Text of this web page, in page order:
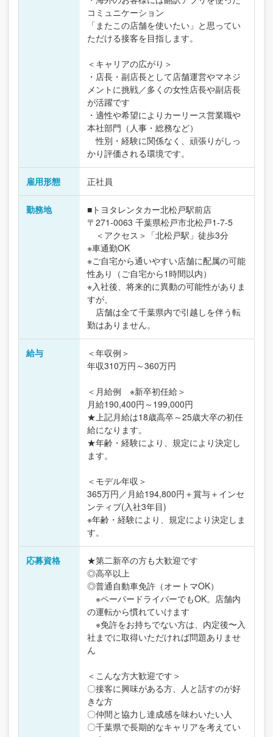
コミュニケーション
「またこの店舗を使いたい」と思ってい
ただける接客を目指します。
＜キャリアの広がり＞
・店長・副店長として店舗運営やマネジ
メントに挑戦／多くの女性店長や副店長
が活躍です
・適性や希望によりカーリース営業職や
本社部門（人事・総務など）
性別・経験に関係なく、頑張りがしっ
かり評価される環境です。
雇用形態 正社員
勤務地
■トヨタレンタカー北松戸駅前店
〒271-0063 千葉県松戸市北松戸1-7-5
＜アクセス＞「北松戸駅」徒歩3分
※車通勤OK
※ご自宅から通いやすい店舗に配属の可能
性あり（ご自宅から1時間以内）
※入社後、将来的に異動の可能性がありま
すが、
店舗は全て千葉県内で引越しを伴う転
勤はありません。
給与
＜年収例＞
年収310万円～360万円
＜月給例 ※新卒初任給＞
月給190,400円～199,000円
★上記月給は18歳高卒～25歳大卒の初任
給になります。
★年齢・経験により、規定により決定し
ます。
＜モデル年収＞
365万円／月給194,800円＋賞与＋インセ
ンティブ(入社3年目)
※年齢・経験により、規定により決定しま
す。
応募資格
★第二新卒の方も大歓迎です
◎高卒以上
◎普通自動車免許（オートマOK）
※ペーパードライバーでもOK。店舗内
の運転から慣れていけます
※免許をお持ちでない方は、内定後〜入
社までに取得いただければ問題ありませ
ん
＜こんな方大歓迎です＞
〇接客に興味がある方、人と話すのが好
きな方
〇仲間と協力し達成感を味わいたい人
〇千葉県で長期的なキャリアを考えてい